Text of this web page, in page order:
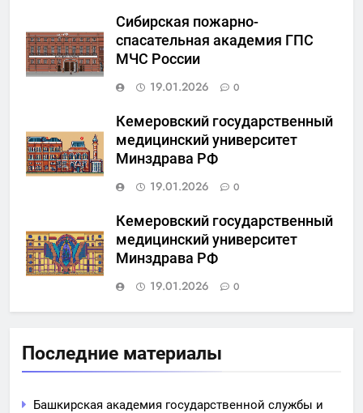
Сибирская пожарно-
спасательная академия ГПС
МЧС России
19.01.2026
0
Кемеровский государственный
медицинский университет
Минздрава РФ
19.01.2026
0
Кемеровский государственный
медицинский университет
Минздрава РФ
19.01.2026
0
Последние материалы
Башкирская академия государственной службы и